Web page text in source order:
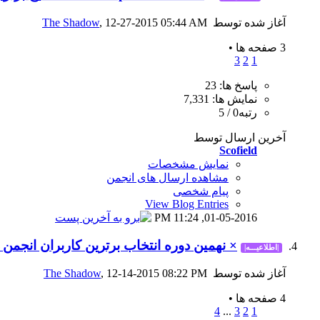
آغاز شده توسط The Shadow, 12-27-2015 05:44 AM
3 صفحه ها
•
1
2
3
پاسخ ها: 23
نمایش ها: 7,331
رتبه0 / 5
آخرین ارسال توسط
Scofield
نمایش مشخصات
مشاهده ارسال های انجمن
پیام شخصی
View Blog Entries
01-05-2016,
11:24 PM
|اطلاعیـــه| × نهمین دوره انتخاب برترین کاربران انجمن در
آغاز شده توسط The Shadow, 12-14-2015 08:22 PM
4 صفحه ها
•
1
2
3
...
4